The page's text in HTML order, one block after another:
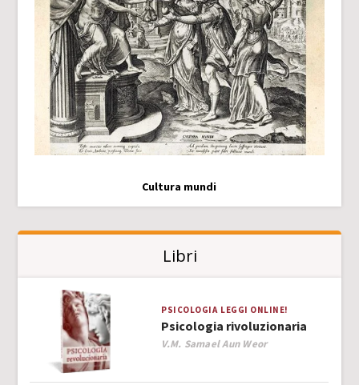
Cultura mundi
Libri
PSICOLOGIA LEGGI ONLINE!
Psicologia rivoluzionaria
Author
V.M. Samael Aun Weor